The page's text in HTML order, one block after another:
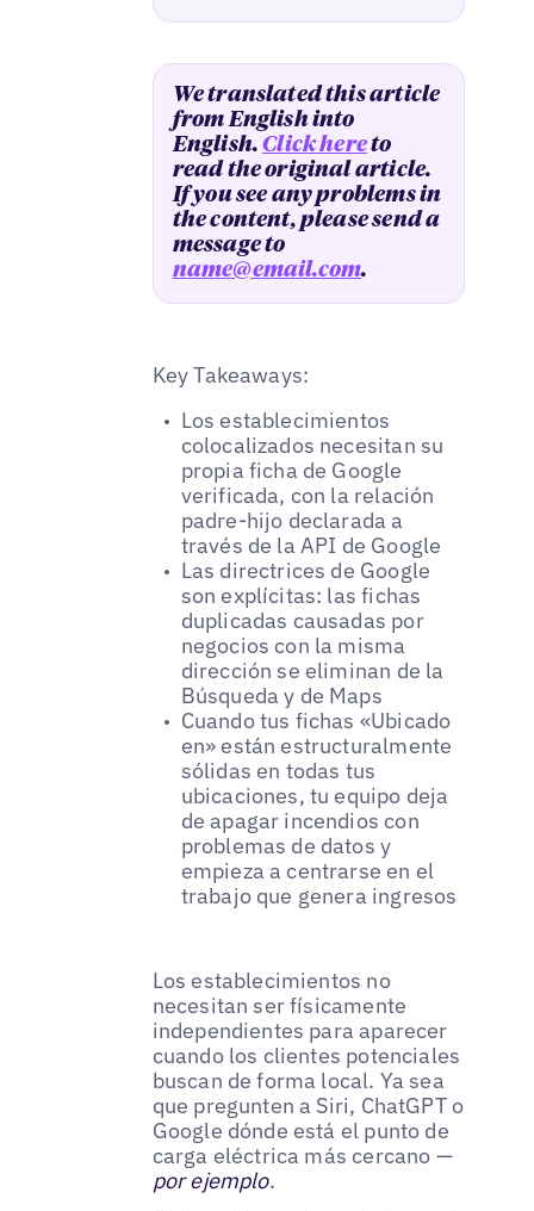
We translated this article
from English into
English.Click hereto
read the original article.
If you see any problems in
the content, please send a
message to
name@email.com.
Key Takeaways:
Los establecimientos
colocalizados necesitan su
propia ficha de Google
verificada, con la relación
padre-hijo declarada a
través de la API de Google
Las directrices de Google
son explícitas: las fichas
duplicadas causadas por
negocios con la misma
dirección se eliminan de la
Búsqueda y de Maps
Cuando tus fichas «Ubicado
en» están estructuralmente
sólidas en todas tus
ubicaciones, tu equipo deja
de apagar incendios con
problemas de datos y
empieza a centrarse en el
trabajo que genera ingresos
Los establecimientos no
necesitan ser físicamente
independientes para aparecer
cuando los clientes potenciales
buscan de forma local. Ya sea
que pregunten a Siri, ChatGPT o
Google dónde está el punto de
carga eléctrica más cercano —
por ejemplo.